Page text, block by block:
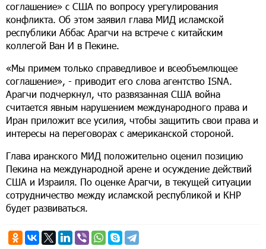
соглашение» с США по вопросу урегулирования
конфликта. Об этом заявил глава МИД исламской
республики Аббас Арагчи на встрече с китайским
коллегой Ван И в Пекине.
«Мы примем только справедливое и всеобъемлющее
соглашение», - приводит его слова агентство ISNA.
Арагчи подчеркнул, что развязанная США война
считается явным нарушением международного права и
Иран приложит все усилия, чтобы защитить свои права и
интересы на переговорах с американской стороной.
Глава иранского МИД положительно оценил позицию
Пекина на международной арене и осуждение действий
США и Израиля. По оценке Арагчи, в текущей ситуации
сотрудничество между исламской республикой и КНР
будет развиваться.